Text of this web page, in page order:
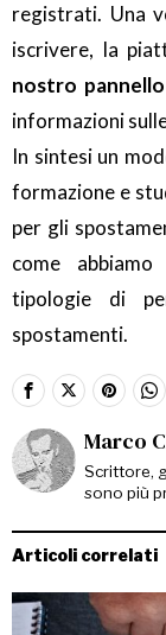
registrati. Una
iscrivere, la
nostro
informazioni
In sintesi un
formazione e
per gli
come
tipologie di
spostamenti.
Marco
Scrittore,
sono più
Articoli correlati